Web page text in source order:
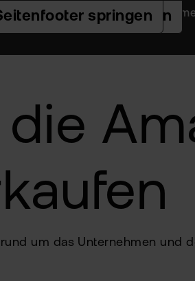
springen
springen
springen
Handeln
um das Unternehmen und